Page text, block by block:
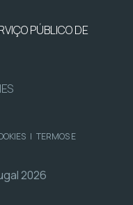
PÚBLICO DE
| TERMOS E
2026